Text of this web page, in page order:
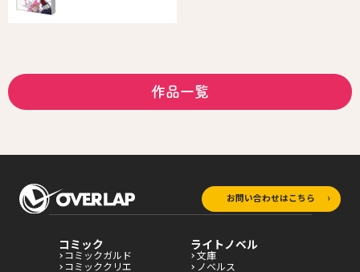
作品一覧
お問い合わせはこちら
コミック
コミックガルド
コミッククリエ
ライトノベル
文庫
ノベルス